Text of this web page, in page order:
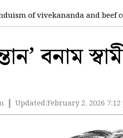
of vivekananda and beef
বনাম
Updated:February 2, 2026